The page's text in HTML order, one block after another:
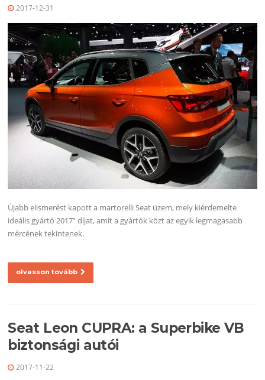
2017-12-31
Újabb elismerést kapott a martorelli Seat üzem, mely kiérdemelte
ideális gyártó 2017” díjat, amit a gyártók közt az egyik legmagasabb
mércének tekintenek.
olvasson tovább
Seat Leon CUPRA: a Superbike VB
biztonsági autói
2017-11-22